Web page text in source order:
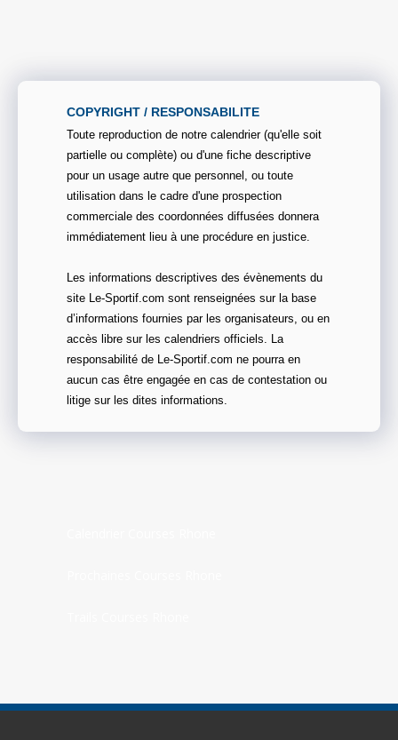
COPYRIGHT / RESPONSABILITE
Toute reproduction de notre calendrier (qu'elle soit
partielle ou complète) ou d'une fiche descriptive
pour un usage autre que personnel, ou toute
utilisation dans le cadre d'une prospection
commerciale des coordonnées diffusées donnera
immédiatement lieu à une procédure en justice.
Les informations descriptives des évènements du
site Le-Sportif.com sont renseignées sur la base
d’informations fournies par les organisateurs, ou en
accès libre sur les calendriers officiels. La
responsabilité de Le-Sportif.com ne pourra en
aucun cas être engagée en cas de contestation ou
litige sur les dites informations.